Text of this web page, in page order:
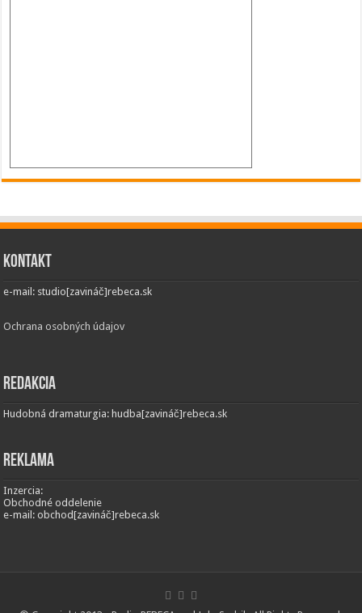
Kontakt
e-mail: studio[zavináč]rebeca.sk
Ochrana osobných údajov
Redakcia
Hudobná dramaturgia: hudba[zavináč]rebeca.sk
Reklama
Inzercia:
Obchodné oddelenie
e-mail: obchod[zavináč]rebeca.sk